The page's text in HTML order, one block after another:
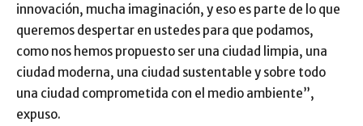
innovación, mucha imaginación, y eso es parte de lo que
queremos despertar en ustedes para que podamos,
como nos hemos propuesto ser una ciudad limpia, una
ciudad moderna, una ciudad sustentable y sobre todo
una ciudad comprometida con el medio ambiente”,
expuso.